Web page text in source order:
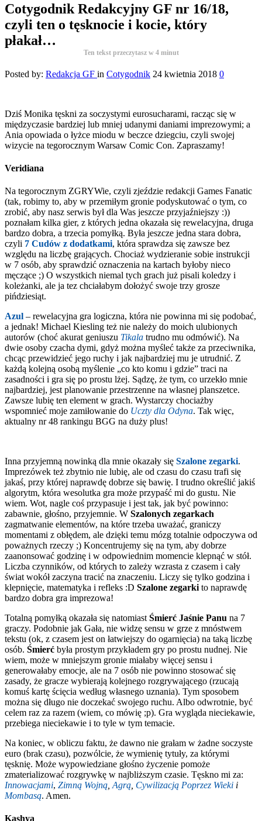
Cotygodnik Redakcyjny GF nr 16/18,
czyli ten o tęsknocie i kocie, który
płakał…
Ten tekst przeczytasz w 4 minut
Posted by: Redakcja GF in Cotygodnik 24 kwietnia 2018 0
Dziś Monika tęskni za soczystymi eurosucharami, racząc się w
międzyczasie bardziej lub mniej udanymi daniami imprezowymi; a
Ania opowiada o łyżce miodu w beczce dziegciu, czyli swojej
wizycie na tegorocznym Warsaw Comic Con. Zapraszamy!
Veridiana
Na tegorocznym ZGRYWie, czyli zjeździe redakcji Games Fanatic
(tak, robimy to, aby w przemiłym gronie podyskutować o tym, co
zrobić, aby nasz serwis był dla Was jeszcze przyjaźniejszy :))
poznałam kilka gier, z których jedna okazała się rewelacyjna, druga
bardzo dobra, a trzecia pomyłką. Była jeszcze jedna stara dobra,
czyli 7 Cudów z dodatkami, która sprawdza się zawsze bez
względu na liczbę grających. Chociaż wydzieranie sobie instrukcji
w 7 osób, aby sprawdzić oznaczenia na kartach byłoby nieco
męczące ;) O wszystkich niemal tych grach już pisali koledzy i
koleżanki, ale ja tez chciałabym dołożyć swoje trzy grosze
pińdziesiąt.
Azul – rewelacyjna gra logiczna, która nie powinna mi się podobać,
a jednak! Michael Kiesling też nie należy do moich ulubionych
autorów (choć akurat geniuszu Tikala trudno mu odmówić). Na
dwie osoby czacha dymi, gdyż można myśleć także za przeciwnika,
chcąc przewidzieć jego ruchy i jak najbardziej mu je utrudnić. Z
każdą kolejną osobą myślenie „co kto komu i gdzie” traci na
zasadności i gra się po prostu lżej. Sądzę, że tym, co urzekło mnie
najbardziej, jest planowanie przestrzenne na własnej planszetce.
Zawsze lubię ten element w grach. Wystarczy chociażby
wspomnieć moje zamiłowanie do Uczty dla Odyna. Tak więc,
aktualny nr 48 rankingu BGG na duży plus!
Inna przyjemną nowinką dla mnie okazały się Szalone zegarki.
Imprezówek też zbytnio nie lubię, ale od czasu do czasu trafi się
jakaś, przy której naprawdę dobrze się bawię. I trudno określić jakiś
algorytm, która wesolutka gra może przypaść mi do gustu. Nie
wiem. Wot, nagle coś przypasuje i jest tak, jak być powinno:
zabawnie, głośno, przyjemnie. W Szalonych zegarkach
zagmatwanie elementów, na które trzeba uważać, graniczy
momentami z obłędem, ale dzięki temu mózg totalnie odpoczywa od
poważnych rzeczy ;) Koncentrujemy się na tym, aby dobrze
zaanonsować godzinę i w odpowiednim momencie klepnąć w stół.
Liczba czynników, od których to zależy wzrasta z czasem i cały
świat wokół zaczyna tracić na znaczeniu. Liczy się tylko godzina i
klepnięcie, matematyka i refleks :D Szalone zegarki to naprawdę
bardzo dobra gra imprezowa!
Totalną pomyłką okazała się natomiast Śmierć Jaśnie Panu na 7
graczy. Podobnie jak Gała, nie widzę sensu w grze z mnóstwem
tekstu (ok, z czasem jest on łatwiejszy do ogarnięcia) na taką liczbę
osób. Śmierć była prostym przykładem gry po prostu nudnej. Nie
wiem, może w mniejszym gronie miałaby więcej sensu i
generowałaby emocje, ale na 7 osób nie powinno stosować się
zasady, że gracze wybierają kolejnego rozgrywającego (rzucają
komuś kartę ścięcia według własnego uznania). Tym sposobem
można się długo nie doczekać swojego ruchu. Albo odwrotnie, być
celem raz za razem (wiem, co mówię ;p). Gra wygląda nieciekawie,
przebiega nieciekawie i to tyle w tym temacie.
Na koniec, w obliczu faktu, że dawno nie grałam w żadne soczyste
euro (brak czasu), pozwólcie, że wymienię tytuły, za którymi
tęsknię. Może wypowiedziane głośno życzenie pomoże
zmaterializować rozgrywkę w najbliższym czasie. Tęskno mi za:
Innowacjami, Zimną Wojną Agrą Cywilizacją Poprzez Wieki i
Mombasą. Amen.
Kashya